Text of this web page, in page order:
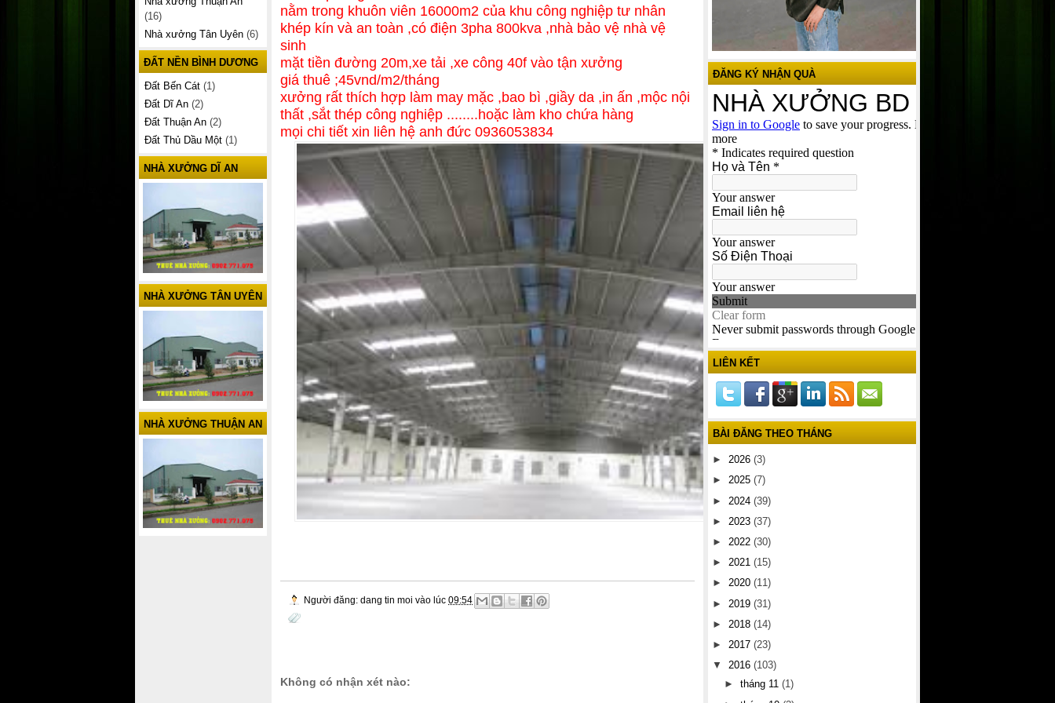
ĐĂNG KÝ NHẬN QUÀ
LIÊN KẾT
BÀI ĐĂNG THEO THÁNG
► 2026 (3)
► 2025 (7)
► 2024 (39)
► 2023 (37)
► 2022 (30)
► 2021 (15)
► 2020 (11)
► 2019 (31)
► 2018 (14)
► 2017 (23)
▼
2016 (103)
►tháng 11(1)
nằm trong khuôn viên 16000m2 của khu công nghiệp tư nhân
khép kín và an toàn ,có điện 3pha 800kva ,nhà bảo vệ nhà vệ
sinh
mặt tiền đường 20m,xe tải ,xe công 40f vào tận xưởng
giá thuê ;45vnd/m2/tháng
xưởng rất thích hợp làm may mặc ,bao bì ,giầy da ,in ấn ,mộc nội
thất ,sắt thép công nghiệp ........hoặc làm kho chứa hàng
mọi chi tiết xin liên hệ anh đức 0936053834
Người đăng: dang tin moi vào lúc 09:54
Không có nhận xét nào:
(16)
Nhà xưởng Tân Uyên (6)
ĐẤT NỀN BÌNH DƯƠNG
Đất Bến Cát (1)
Đất Dĩ An (2)
Đất Thuận An (2)
Đất Thủ Dầu Một (1)
NHÀ XƯỞNG DĨ AN
NHÀ XƯỞNG TÂN UYÊN
NHÀ XƯỞNG THUẬN AN